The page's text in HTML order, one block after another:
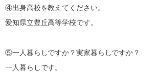
④出身高校を教えてください。
愛知県立豊丘高等学校です。
⑤一人暮らしですか？実家暮らしですか？
一人暮らしです。